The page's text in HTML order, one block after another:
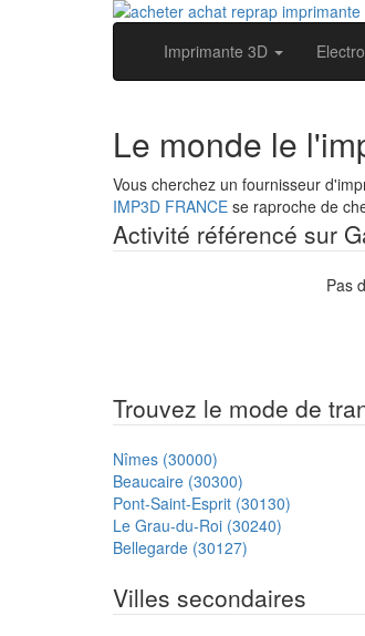
Imprimante 3D
Le monde le
Vous cherchez un fournisseur
IMP3D FRANCE se raproche de
Activité référencé sur
Pas
Trouvez le mode de
Nîmes (30000)
Beaucaire (30300)
Pont-Saint-Esprit (30130)
Le Grau-du-Roi (30240)
Bellegarde (30127)
Villes secondaires